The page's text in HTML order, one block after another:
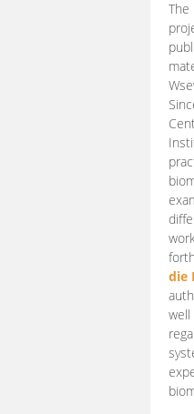
die
well